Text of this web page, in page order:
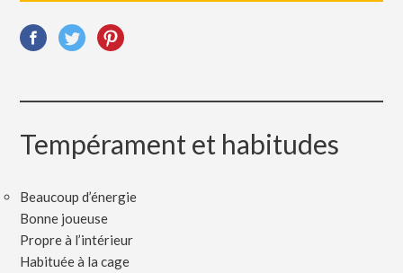
Tempérament et habitudes
Beaucoup d’énergie
Bonne joueuse
Propre à l’intérieur
Habituée à la cage